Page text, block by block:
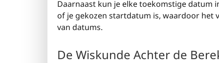
Daarnaast kun je elke toekomstige datum
of je gekozen startdatum is, waardoor het
van datums.
De Wiskunde Achter de